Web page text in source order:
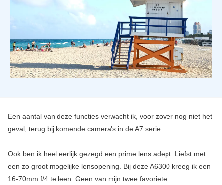
Een aantal van deze functies verwacht ik, voor zover nog niet het
geval, terug bij komende camera's in de A7 serie.
Ook ben ik heel eerlijk gezegd een prime lens adept. Liefst met
een zo groot mogelijke lensopening. Bij deze A6300 kreeg ik een
16-70mm f/4 te leen. Geen van mijn twee favoriete